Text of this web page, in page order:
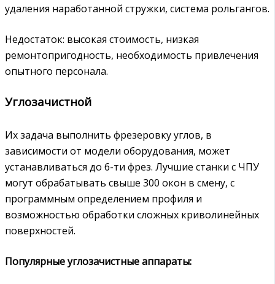
удаления наработанной стружки, система рольгангов.
Недостаток: высокая стоимость, низкая
ремонтопригодность, необходимость привлечения
опытного персонала.
Углозачистной
Их задача выполнить фрезеровку углов, в
зависимости от модели оборудования, может
устанавливаться до 6-ти фрез. Лучшие станки с ЧПУ
могут обрабатывать свыше 300 окон в смену, с
программным определением профиля и
возможностью обработки сложных криволинейных
поверхностей.
Популярные углозачистные аппараты: